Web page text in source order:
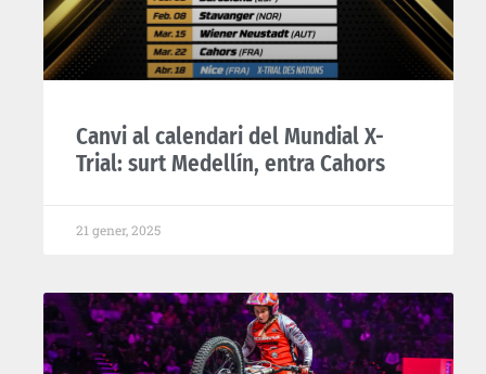
Canvi al calendari del Mundial X-
Trial: surt Medellín, entra Cahors
21 gener, 2025